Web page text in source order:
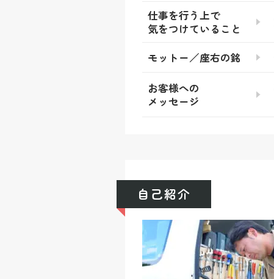
仕事を行う上で
気をつけていること
モットー／座右の銘
お客様への
メッセージ
自己紹介